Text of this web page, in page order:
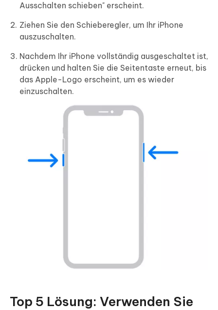
Ausschalten schieben" erscheint.
Ziehen Sie den Schieberegler, um Ihr iPhone
auszuschalten.
Nachdem Ihr iPhone vollständig ausgeschaltet ist,
drücken und halten Sie die Seitentaste erneut, bis
das Apple-Logo erscheint, um es wieder
einzuschalten.
Top 5 Lösung: Verwenden Sie